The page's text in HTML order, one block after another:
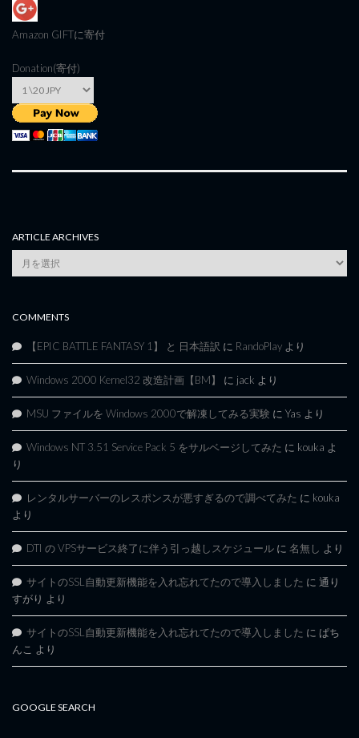
Amazon GIFTに寄付
Donation(寄付)
ARTICLE ARCHIVES
Article
Archives
COMMENTS
【EPIC BATTLE FANTASY 1】 と 日本語訳 に RandoPlay より
Windows 2000 Kernel32 改造計画【BM】 に jack より
MSU ファイルを Windows 2000で解凍してみる実験 に Yas より
Windows NT 3.51 Service Pack 5 をサルベージしてみた に kouka よ
り
レンタルサーバーのレスポンスが悪すぎるので調べてみた に kouka
より
DTI の VPSサービス終了に伴う引っ越しスケジュール に 名無し より
サイトのSSL自動更新機能を入れ忘れてたので導入しました に 通り
すがり より
サイトのSSL自動更新機能を入れ忘れてたので導入しました に ぱち
んこ より
GOOGLE SEARCH